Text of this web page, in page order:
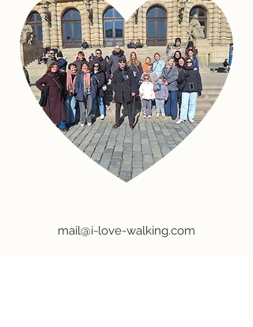
mail@i-love-walking.com